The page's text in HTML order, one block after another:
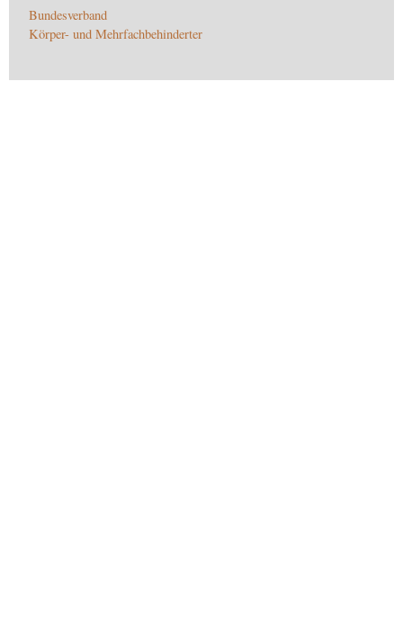
Bundesverband
Körper- und Mehrfachbehinderter